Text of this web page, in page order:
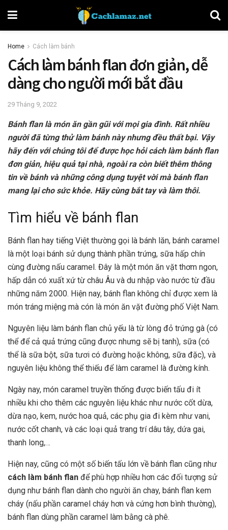
Home Cách làm bánh
Cách làm bánh flan đơn giản, dễ
dàng cho người mới bắt đầu
29 Tháng 9, 2022
Bánh flan là món ăn gần gũi với mọi gia đình. Rất nhiều
người đã từng thử làm bánh này nhưng đều thất bại. Vậy
hãy đến với chúng tôi để được học hỏi cách làm bánh flan
đơn giản, hiệu quả tại nhà, ngoài ra còn biết thêm thông
tin về bánh và những công dụng tuyệt vời mà bánh flan
mang lại cho sức khỏe. Hãy cùng bắt tay và làm thôi.
Tìm hiểu về bánh flan
Bánh flan hay tiếng Việt thường gọi là bánh lăn, bánh caramel
là một loại bánh sử dụng thành phần trứng, sữa hấp chín
cùng đường nấu caramel. Đây là một món ăn vặt thơm ngon,
hấp dẫn có xuất xứ từ châu Âu và du nhập vào nước từ đầu
những năm 2000. Hiện nay, bánh flan không chỉ được xem là
món tráng miệng mà cón là món ăn vặt đường phố Việt Nam.
Nguyên liệu làm bánh flan chủ yếu là từ lòng đỏ trứng gà (có
thể để cả quả trứng cũng được nhưng sẽ bị tanh), sữa (có
thể là sữa bột, sữa tươi có đường hoặc không, sữa đặc), và
nguyên liệu không thể thiếu để làm caramel là đường kính.
Ngày nay, món caramel truyền thống được biến tấu đi ít
nhiều khi cho thêm các nguyên liệu khác như nước cốt dừa,
dừa nạo, kem, nước hoa quả, các phụ gia đi kèm như vani,
nước cốt chanh, và các loại quả trang trí dâu tây, dứa gai,
thanh long,…
Hiện nay, cũng có một số biến tấu lớn về bánh flan cũng như
cách làm bánh flan để phù hợp nhiều hơn các đối tượng sử
dụng như bánh flan dành cho người ăn chay, bánh flan kem
cháy (nấu phần caramel cháy hơn và cứng hơn bình thường),
bánh flan dùng phần caramel làm bằng cà phê.